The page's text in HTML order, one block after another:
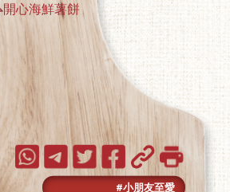
開心海鮮薯餅
#小朋友至愛